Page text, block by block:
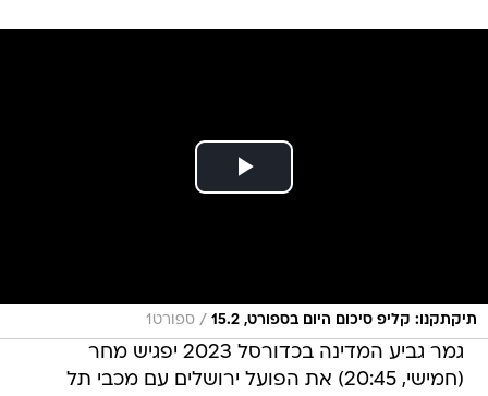
תיקתקנו: קליפ סיכום היום בספורט, 15.2 / ספורט1
גמר גביע המדינה בכדורסל 2023 יפגיש מחר
(חמישי, 20:45) את הפועל ירושלים עם מכבי תל